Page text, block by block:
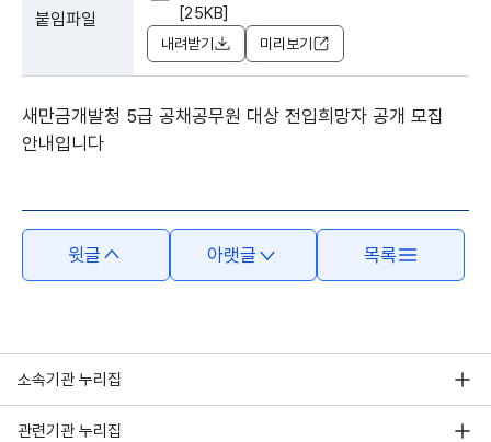
붙임파일
[25KB]
내려받기 미리보기
새만금개발청 5급 공채공무원 대상 전입희망자 공개 모집
안내입니다
윗글 아랫글 목록
소속기관 누리집
관련기관 누리집